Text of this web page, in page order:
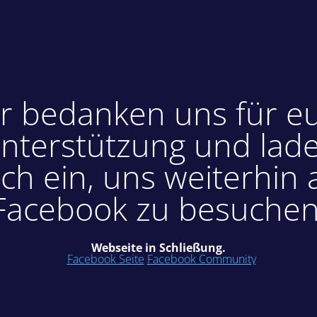
bedanken uns für
und
ein, uns weiterhin
zu
Webseite in Schließung.
Facebook Seite Facebook Community